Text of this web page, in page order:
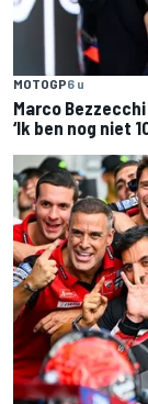
MOTOGP6 u
Marco
‘Ik ben nog niet